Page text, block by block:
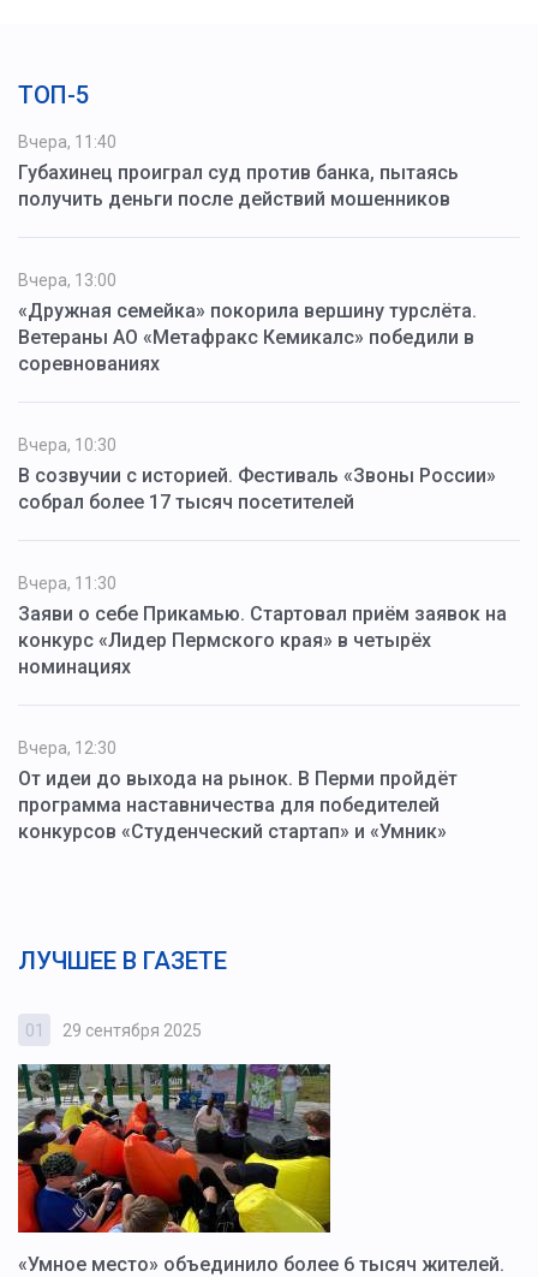
ТОП-5
Вчера, 11:40
Губахинец проиграл суд против банка, пытаясь
получить деньги после действий мошенников
Вчера, 13:00
«Дружная семейка» покорила вершину турслёта.
Ветераны АО «Метафракс Кемикалс» победили в
соревнованиях
Вчера, 10:30
В созвучии с историей. Фестиваль «Звоны России»
собрал более 17 тысяч посетителей
Вчера, 11:30
Заяви о себе Прикамью. Стартовал приём заявок на
конкурс «Лидер Пермского края» в четырёх
номинациях
Вчера, 12:30
От идеи до выхода на рынок. В Перми пройдёт
программа наставничества для победителей
конкурсов «Студенческий стартап» и «Умник»
ЛУЧШЕЕ В ГАЗЕТЕ
01 29 сентября 2025
«Умное место» объединило более 6 тысяч жителей.